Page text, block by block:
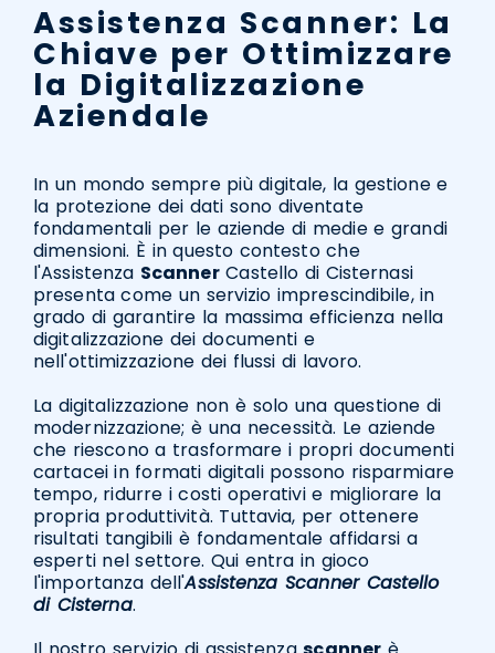
Assistenza Scanner: La
Chiave per Ottimizzare
la Digitalizzazione
Aziendale
In un mondo sempre più digitale, la gestione e
la protezione dei dati sono diventate
fondamentali per le aziende di medie e grandi
dimensioni. È in questo contesto che
l'Assistenza ScannerCastello di Cisternasi
presenta come un servizio imprescindibile, in
grado di garantire la massima efficienza nella
digitalizzazione dei documenti e
nell'ottimizzazione dei flussi di lavoro.
La digitalizzazione non è solo una questione di
modernizzazione; è una necessità. Le aziende
che riescono a trasformare i propri documenti
cartacei in formati digitali possono risparmiare
tempo, ridurre i costi operativi e migliorare la
propria produttività. Tuttavia, per ottenere
risultati tangibili è fondamentale affidarsi a
esperti nel settore. Qui entra in gioco
l'importanza dell'Assistenza Scanner Castello
di Cisterna.